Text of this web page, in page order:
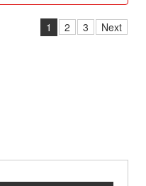
1 2 3 Next